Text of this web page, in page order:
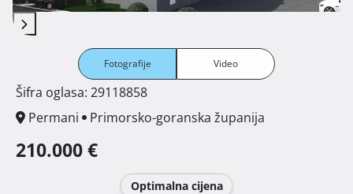
Fotografije Video
Šifra oglasa: 29118858
Permani
Primorsko-goranska županija
210.000 €
Optimalna cijena